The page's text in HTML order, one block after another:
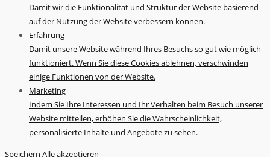
Damit wir die Funktionalität und Struktur der Website basierend
auf der Nutzung der Website verbessern können.
Erfahrung
Damit unsere Website während Ihres Besuchs so gut wie möglich
funktioniert. Wenn Sie diese Cookies ablehnen, verschwinden
einige Funktionen von der Website.
Marketing
Indem Sie Ihre Interessen und Ihr Verhalten beim Besuch unserer
Website mitteilen, erhöhen Sie die Wahrscheinlichkeit,
personalisierte Inhalte und Angebote zu sehen.
Speichern Alle akzeptieren